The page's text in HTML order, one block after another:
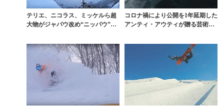
テリエ、ニコラス、ミッケルら超
大物がジャパウ改め“ニッパウ”で
コロナ禍により公開を1年延期した
アンティ・アウティが贈る芸術作